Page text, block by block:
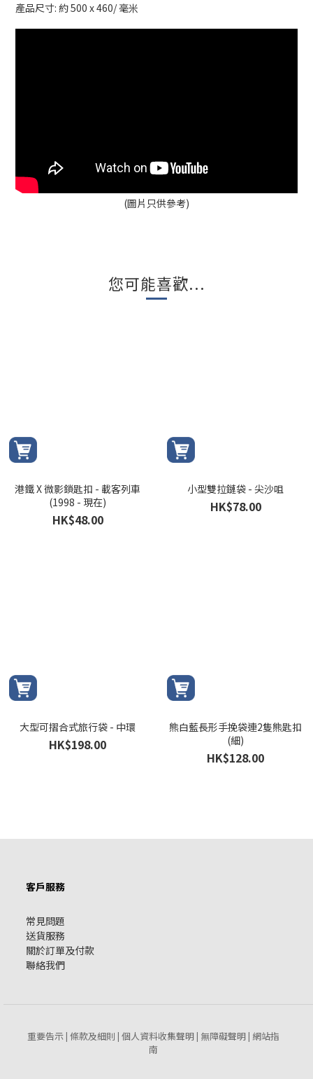
產品尺寸: 約 500 x 460/ 毫米
(圖片只供參考)
您可能喜歡...
港鐵 X 微影鎖匙扣 - 載客列車
(1998 - 現在)
HK$48.00
小型雙拉鏈袋 - 尖沙咀
HK$78.00
大型可摺合式旅行袋 - 中環
HK$198.00
熊白藍長形手挽袋連2隻熊匙扣
(細)
HK$128.00
客戶服務
常見問題
送貨服務
關於訂單及付款
聯絡我們
重要告示| 條款及細則 | 個人資料收集聲明| 無障礙聲明| 網站指
南